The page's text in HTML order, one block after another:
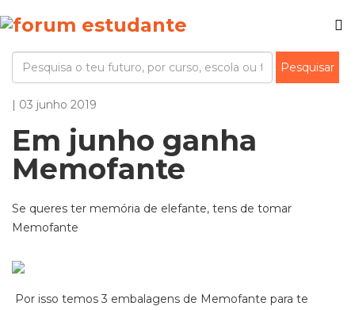
| 03 junho 2019
Em junho ganha
Memofante
Se queres ter memória de elefante, tens de tomar
Memofante
Por isso temos 3 embalagens de Memofante para te